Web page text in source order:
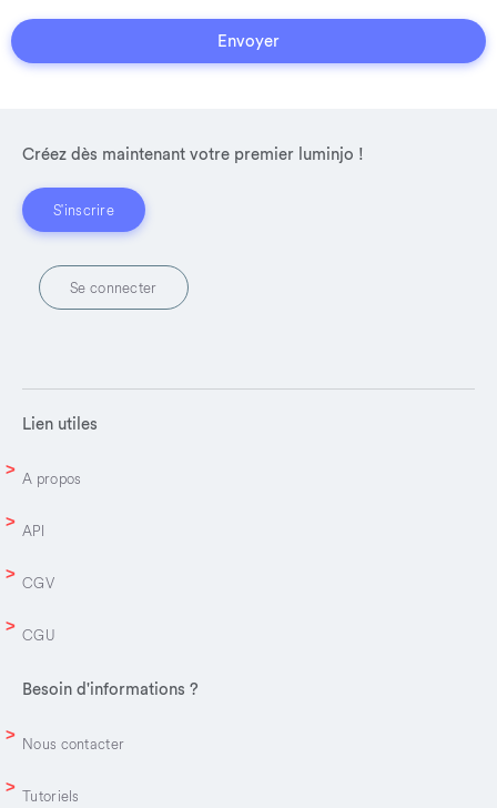
Envoyer
Créez dès maintenant votre premier luminjo !
S'inscrire
Se connecter
Lien utiles
A propos
API
CGV
CGU
Besoin d'informations ?
Nous contacter
Tutoriels